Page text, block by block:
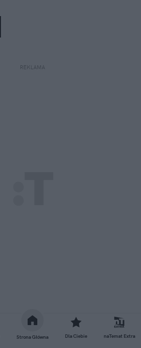
Strona Główna Dla Ciebie naTemat Extra
REKLAMA